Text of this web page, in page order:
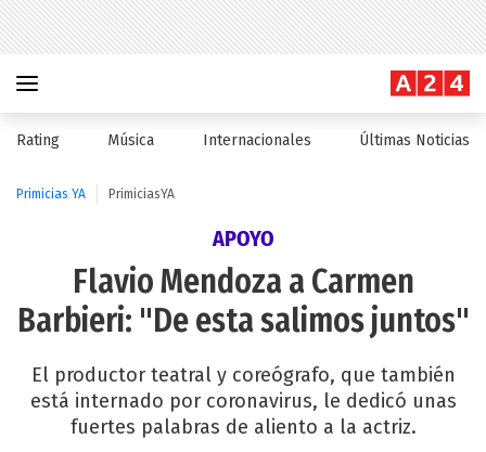
Rating Música Internacionales Últimas Noticias
Primicias YA PrimiciasYA
APOYO
Flavio Mendoza a Carmen
Barbieri: "De esta salimos juntos"
El productor teatral y coreógrafo, que también
está internado por coronavirus, le dedicó unas
fuertes palabras de aliento a la actriz.